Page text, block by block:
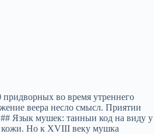
во время утреннего
веера несло смысл. Приятии
Язык мушек: таиныи код на виду у
кожи. Но к XVIII веку мушка